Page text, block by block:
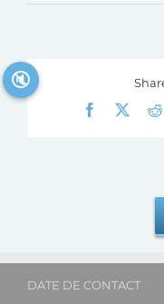
Facebook
DATE DE CONTACT
🔇